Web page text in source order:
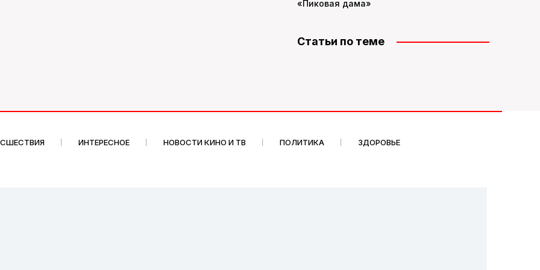
«Пиковая дама»
Статьи по теме
ИНТЕРЕСНОЕ НОВОСТИ КИНО И ТВ ПОЛИТИКА ЗДОРОВЬЕ